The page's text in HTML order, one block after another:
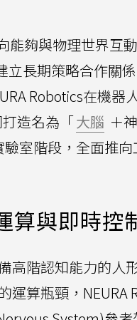
能夠與物理世界互
立長期策略合作關
Robotics在機器
造名為「大腦 ＋
室階段，全面推
算與即時控
高階認知能力的人
算瓶頸，NEURA